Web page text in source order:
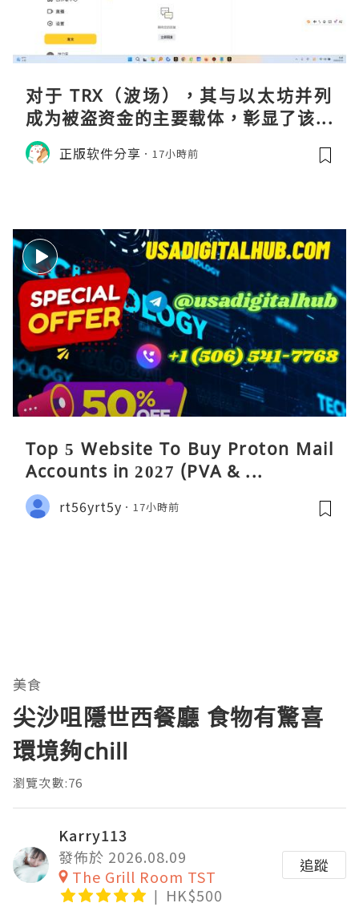
对于 TRX（波场），其与以太坊并列
成为被盗资金的主要载体，彰显了该网
络在加密金融领域的巨大流动性与渗透
率。黑客选择在波场上进行大规模操
正版软件分享 17小時前
Top 5 Website To Buy Proton Mail
Accounts in 2027 (PVA & ...
rt56yrt5y 17小時前
美食
尖沙咀隱世西餐廳 食物有驚喜
環境夠chill
瀏覽次數:76
Karry113
發佈於 2026.08.09
The Grill Room TST
HK$500
追蹤